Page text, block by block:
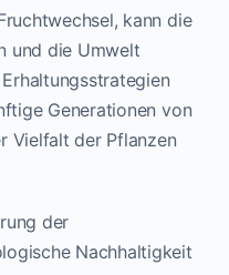
kann die
und die Umwelt
Generationen von
Vielfalt der Pflanzen
der
Nachhaltigkeit